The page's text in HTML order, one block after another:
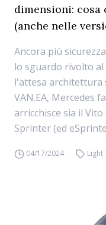
dimensioni: cosa
(anche nelle
Ancora più
lo sguardo rivolto
l'attesa architettura
VAN.EA, Mercedes
arricchisce sia il
Sprinter (ed
04/17/2024 Light